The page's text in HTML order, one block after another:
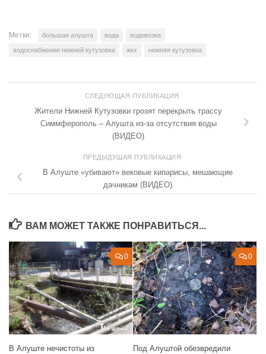
Метки: большая алушта вода водовозка
водоснабжение нижней кутузовки жкх нижняя кутузовка
СЛЕДУЮЩАЯ ПУБЛИКАЦИЯ
Жители Нижней Кутузовки грозят перекрыть трассу
Симмферополь – Алушта из-за отсутствия воды
(ВИДЕО)
ПРЕДЫДУЩАЯ ПУБЛИКАЦИЯ
В Алуште «убивают» вековые кипарисы, мешающие
дачникам (ВИДЕО)
ВАМ МОЖЕТ ТАКЖЕ ПОНРАВИТЬСЯ...
0
В Алуште нечистоты из
0
Под Алуштой обезвредили